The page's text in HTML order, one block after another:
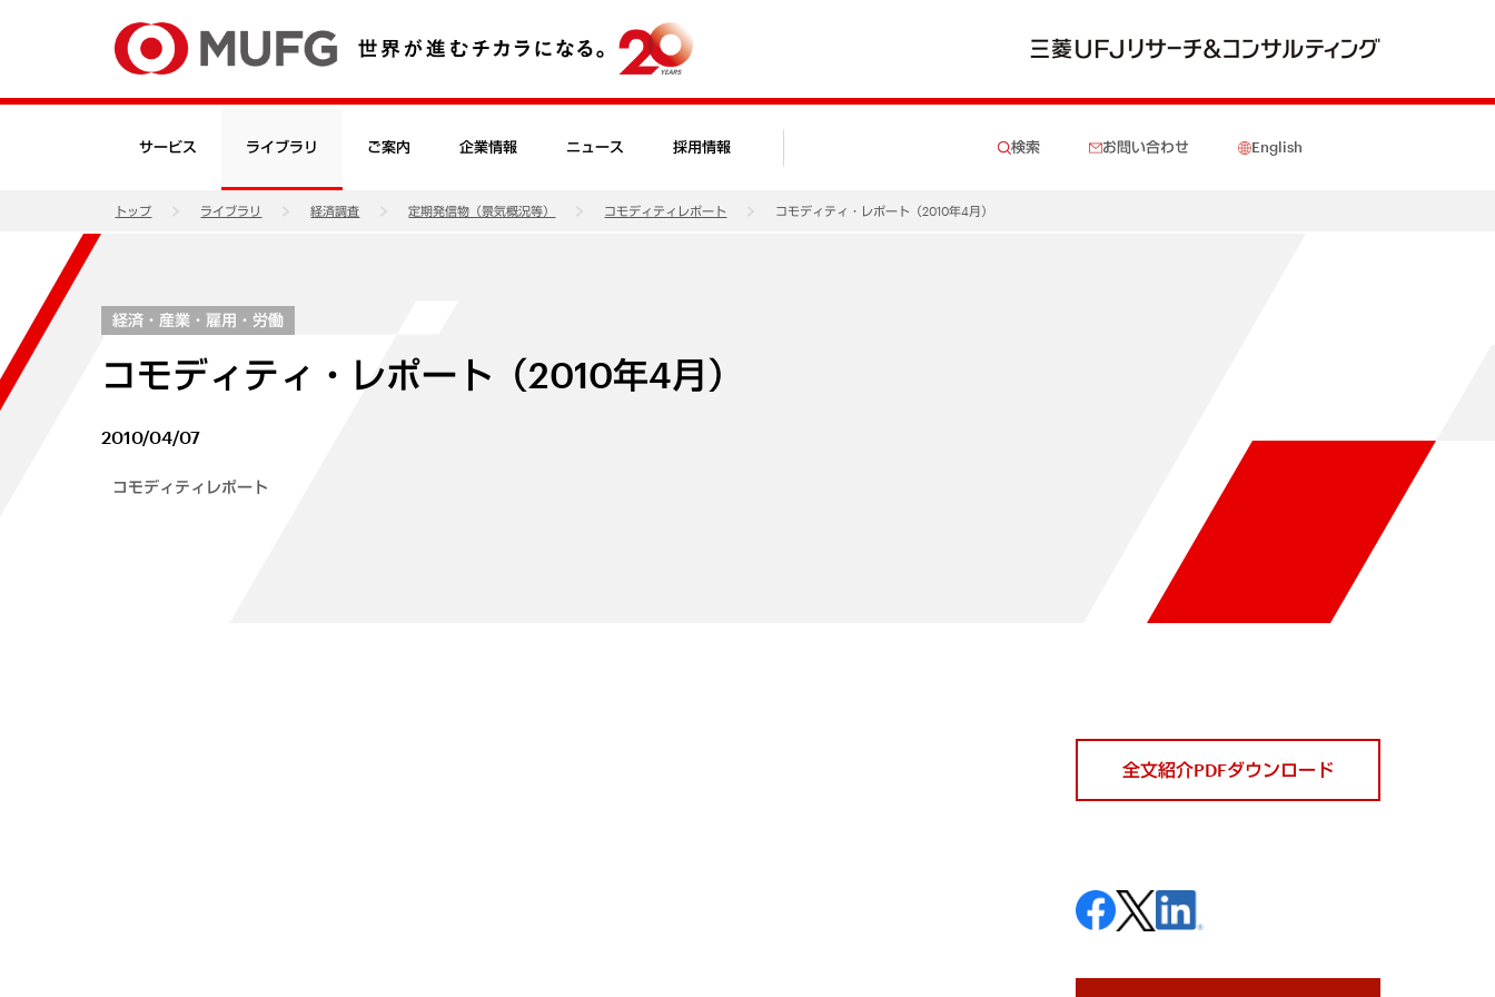
サービス ライブラリ ご案内 企業情報 ニュース 採用情報 検索 お問い合わせ English
トップ ライブラリ 経済調査 定期発信物（景気概況等） コモディティレポート コモディティ・レポート（2010年4月）
経済・産業・雇用・労働
コモディティ・レポート（2010年4月）
2010/04/07
コモディティレポート
全文紹介PDFダウンロード